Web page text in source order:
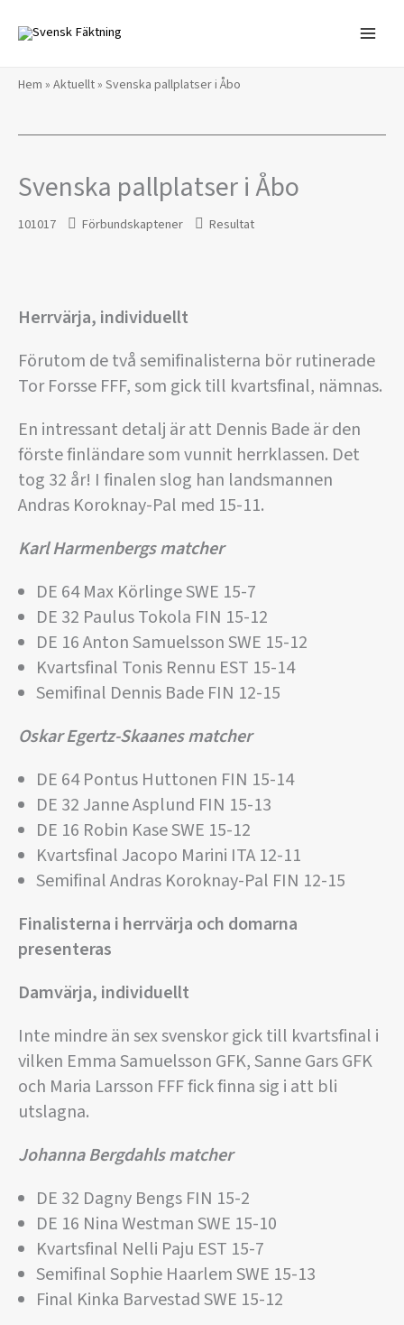
innehåll
Hem » Aktuellt» Svenska pallplatser i Åbo
Svenska pallplatser i Åbo
101017 Förbundskaptener Resultat
Herrvärja, individuellt
Förutom de två semifinalisterna bör rutinerade
Tor Forsse FFF, som gick till kvartsfinal, nämnas.
En intressant detalj är att Dennis Bade är den
förste finländare som vunnit herrklassen. Det
tog 32 år! I finalen slog han landsmannen
Andras Koroknay-Pal med 15-11.
Karl Harmenbergs matcher
DE 64 Max Körlinge SWE 15-7
DE 32 Paulus Tokola FIN 15-12
DE 16 Anton Samuelsson SWE 15-12
Kvartsfinal Tonis Rennu EST 15-14
Semifinal Dennis Bade FIN 12-15
Oskar Egertz-Skaanes matcher
DE 64 Pontus Huttonen FIN 15-14
DE 32 Janne Asplund FIN 15-13
DE 16 Robin Kase SWE 15-12
Kvartsfinal Jacopo Marini ITA 12-11
Semifinal Andras Koroknay-Pal FIN 12-15
Finalisterna i herrvärja och domarna
presenteras
Damvärja, individuellt
Inte mindre än sex svenskor gick till kvartsfinal i
vilken Emma Samuelsson GFK, Sanne Gars GFK
och Maria Larsson FFF fick finna sig i att bli
utslagna.
Johanna Bergdahls matcher
DE 32 Dagny Bengs FIN 15-2
DE 16 Nina Westman SWE 15-10
Kvartsfinal Nelli Paju EST 15-7
Semifinal Sophie Haarlem SWE 15-13
Final Kinka Barvestad SWE 15-12